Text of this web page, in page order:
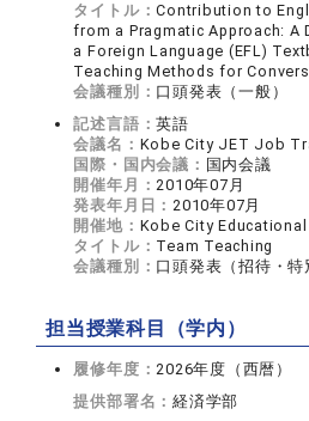
タイトル：Contribution to
from a Pragmatic Approach: A
a Foreign Language (EFL)
Teaching Methods for
会議種別： 口頭発表（一般）
記述言語：英語
会議名： Kobe City JET Job
国際・国内会議： 国内会議
開催年月：2010年07月
発表年月日：2010年07月
開催地： Kobe City
タイトル： Team Teaching
会議種別： 口頭発表（招待・特
担当授業科目（学内）
履修年度：2026年度（西暦）
提供部署名：経済学部